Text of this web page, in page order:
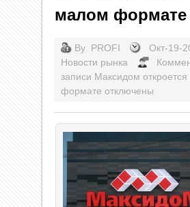
малом формате
By PROFI
Окт-19-
Новости рынка
записи Максидом
формате отключены